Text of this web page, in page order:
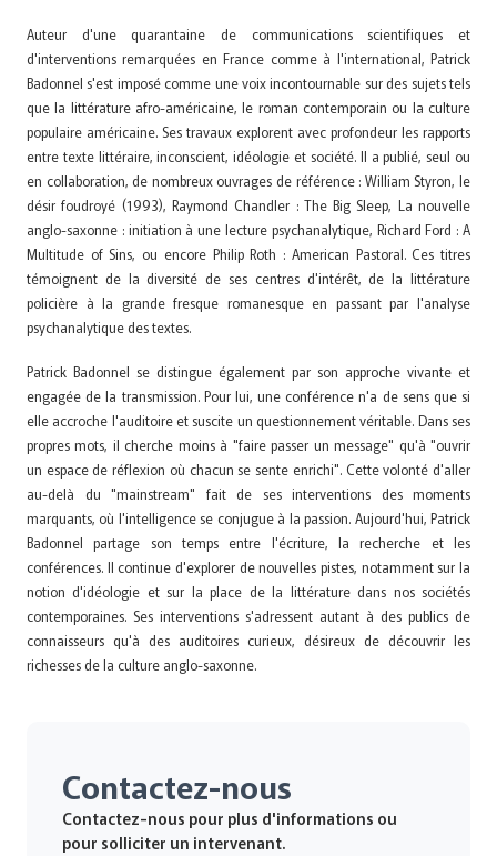
Auteur d'une quarantaine de communications scientifiques et
d'interventions remarquées en France comme à l'international, Patrick
Badonnel s'est imposé comme une voix incontournable sur des sujets tels
que la littérature afro-américaine, le roman contemporain ou la culture
populaire américaine. Ses travaux explorent avec profondeur les rapports
entre texte littéraire, inconscient, idéologie et société. Il a publié, seul ou
en collaboration, de nombreux ouvrages de référence : William Styron, le
désir foudroyé (1993), Raymond Chandler : The Big Sleep, La nouvelle
anglo-saxonne : initiation à une lecture psychanalytique, Richard Ford : A
Multitude of Sins, ou encore Philip Roth : American Pastoral. Ces titres
témoignent de la diversité de ses centres d'intérêt, de la littérature
policière à la grande fresque romanesque en passant par l'analyse
psychanalytique des textes.
Patrick Badonnel se distingue également par son approche vivante et
engagée de la transmission. Pour lui, une conférence n'a de sens que si
elle accroche l'auditoire et suscite un questionnement véritable. Dans ses
propres mots, il cherche moins à "faire passer un message" qu'à "ouvrir
un espace de réflexion où chacun se sente enrichi". Cette volonté d'aller
au-delà du "mainstream" fait de ses interventions des moments
marquants, où l'intelligence se conjugue à la passion. Aujourd'hui, Patrick
Badonnel partage son temps entre l'écriture, la recherche et les
conférences. Il continue d'explorer de nouvelles pistes, notamment sur la
notion d'idéologie et sur la place de la littérature dans nos sociétés
contemporaines. Ses interventions s'adressent autant à des publics de
connaisseurs qu'à des auditoires curieux, désireux de découvrir les
richesses de la culture anglo-saxonne.
Contactez-nous
Contactez-nous pour plus d'informations ou
pour solliciter un intervenant.